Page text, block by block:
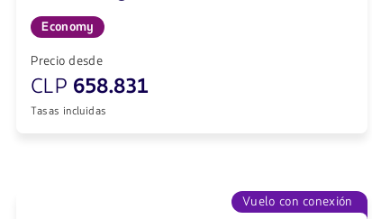
Economy
Precio desde
CLP 658.831
Tasas incluidas
Vuelo con conexión